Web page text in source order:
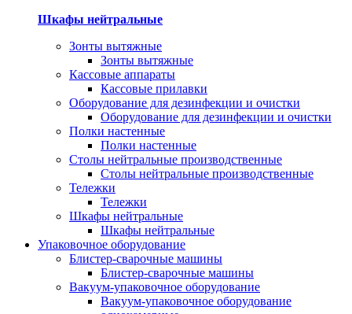
Шкафы нейтральные
Зонты вытяжные
Зонты вытяжные
Кассовые аппараты
Кассовые прилавки
Оборудование для дезинфекции и очистки
Оборудование для дезинфекции и очистки
Полки настенные
Полки настенные
Столы нейтральные производственные
Столы нейтральные производственные
Тележки
Тележки
Шкафы нейтральные
Шкафы нейтральные
Упаковочное оборудование
Блистер-сварочные машины
Блистер-сварочные машины
Вакуум-упаковочное оборудование
Вакуум-упаковочное оборудование